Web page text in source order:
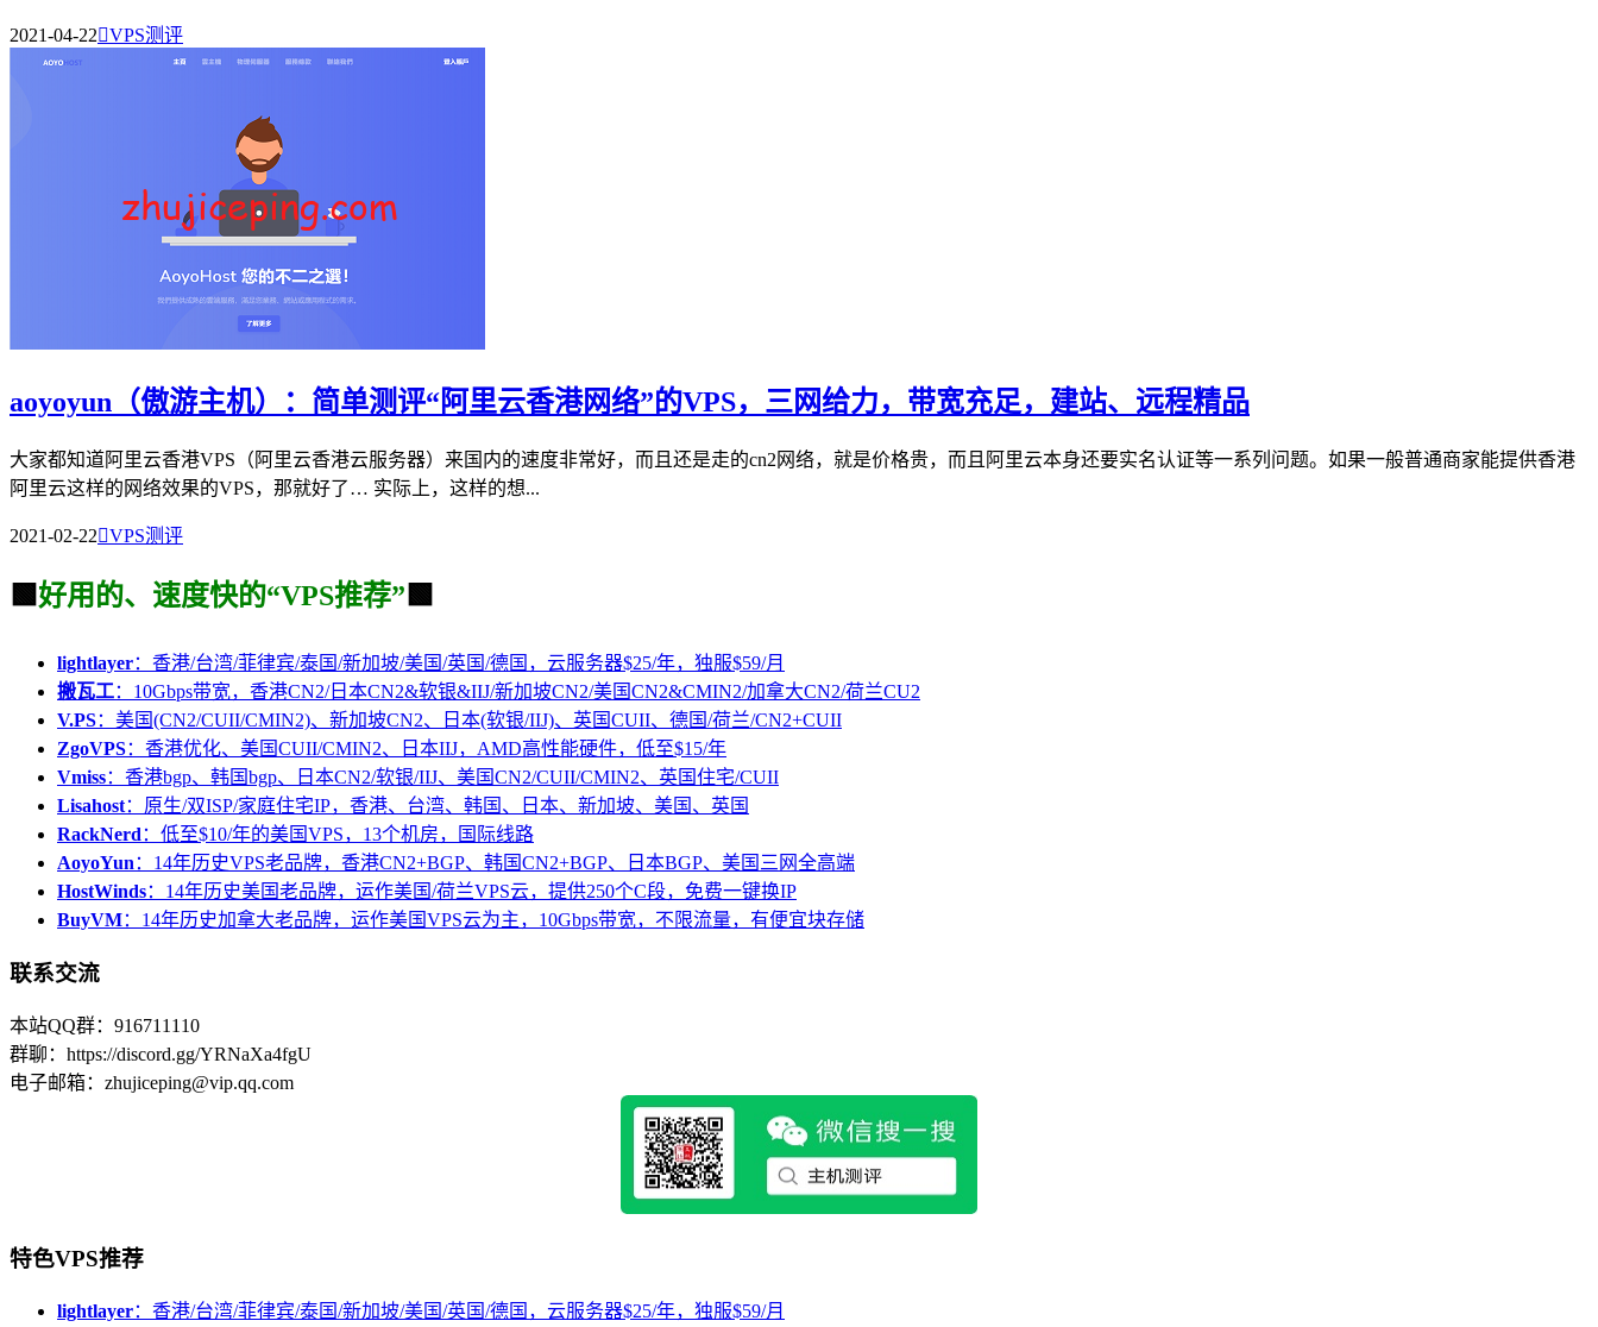
2021-04-22VPS测评
aoyoyun（傲游主机）：简单测评“阿里云香港网络”的VPS，三网给力，带宽充足，建站、远程精品
大家都知道阿里云香港VPS（阿里云香港云服务器）来国内的速度非常好，而且还是走的cn2网络，就是价格贵，而且阿里云本身还要实名认证等一系列问题。如果一般普通商家能提供香港
阿里云这样的网络效果的VPS，那就好了… 实际上，这样的想...
2021-02-22VPS测评
🟩 好用的、速度快的“VPS推荐” 🟩
lightlayer：香港/台湾/菲律宾/泰国/新加坡/美国/英国/德国，云服务器$25/年，独服$59/月
搬瓦工：10Gbps带宽，香港CN2/日本CN2&软银&IIJ/新加坡CN2/美国CN2&CMIN2/加拿大CN2/荷兰CU2
V.PS：美国(CN2/CUII/CMIN2)、新加坡CN2、日本(软银/IIJ)、英国CUII、德国/荷兰/CN2+CUII
ZgoVPS：香港优化、美国CUII/CMIN2、日本IIJ，AMD高性能硬件，低至$15/年
Vmiss：香港bgp、韩国bgp、日本CN2/软银/IIJ、美国CN2/CUII/CMIN2、英国住宅/CUII
Lisahost：原生/双ISP/家庭住宅IP，香港、台湾、韩国、日本、新加坡、美国、英国
RackNerd ：低至$10/年的美国VPS，13个机房，国际线路
AoyoYun ：14年历史VPS老品牌，香港CN2+BGP、韩国CN2+BGP、日本BGP、美国三网全高端
HostWinds：14年历史美国老品牌，运作美国/荷兰VPS云，提供250个C段，免费一键换IP
BuyVM：14年历史加拿大老品牌，运作美国VPS云为主，10Gbps带宽，不限流量，有便宜块存储
联系交流
本站QQ群：916711110
群聊：https://discord.gg/YRNaXa4fgU
电子邮箱：zhujiceping@vip.qq.com
特色VPS推荐
lightlayer：香港/台湾/菲律宾/泰国/新加坡/美国/英国/德国，云服务器$25/年，独服$59/月